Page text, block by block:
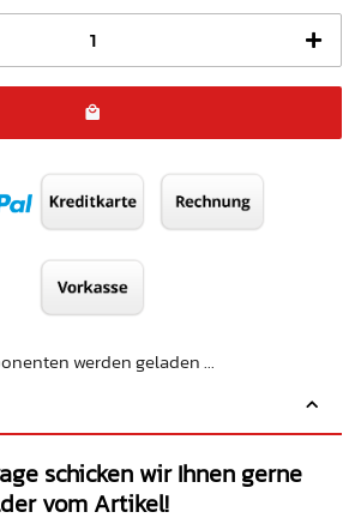
werden geladen ...
schicken wir Ihnen gerne
vom Artikel!